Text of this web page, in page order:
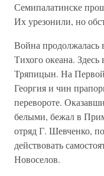
Семипалатинске
Их урезонили, но
Война продолжалась
Тихого океана.
Тряпицын. На
Георгия и чин
перевороте.
белыми, бежал в
отряд Г. Шевченко,
действовать
Новоселов.